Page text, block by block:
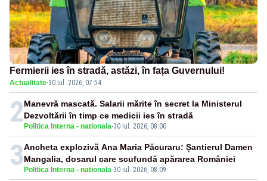
Fermierii ies în stradă, astăzi, în fața Guvernului!
Actualitate·30 iul. 2026, 07:54
2 Politica Interna - nationala-30 iul. 2026, 08:00
Manevră mascată. Salarii mărite în secret la Ministerul
Dezvoltării în timp ce medicii ies în stradă
3 Politica Interna - nationala-30 iul. 2026, 08:09
Ancheta explozivă Ana Maria Păcuraru: Șantierul Damen
Mangalia, dosarul care scufundă apărarea României